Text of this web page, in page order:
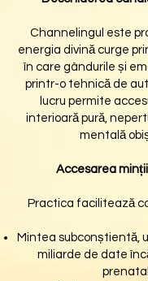
Channelingul este
energia divină curge
în care gândurile și
printr-o tehnică de
lucru permite
interioară pură,
mentală
Accesarea
Practica facilitează
Mintea subconștientă,
miliarde de date